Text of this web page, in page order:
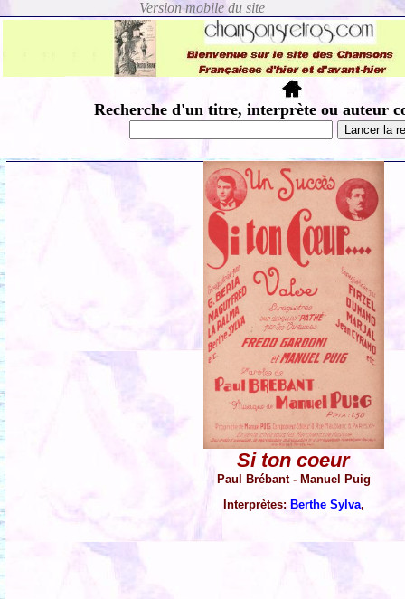
Recherche d'un titre, interprète ou auteur
Si ton coeur
Paul Brébant - Manuel Puig
Interprètes: Berthe Sylva,